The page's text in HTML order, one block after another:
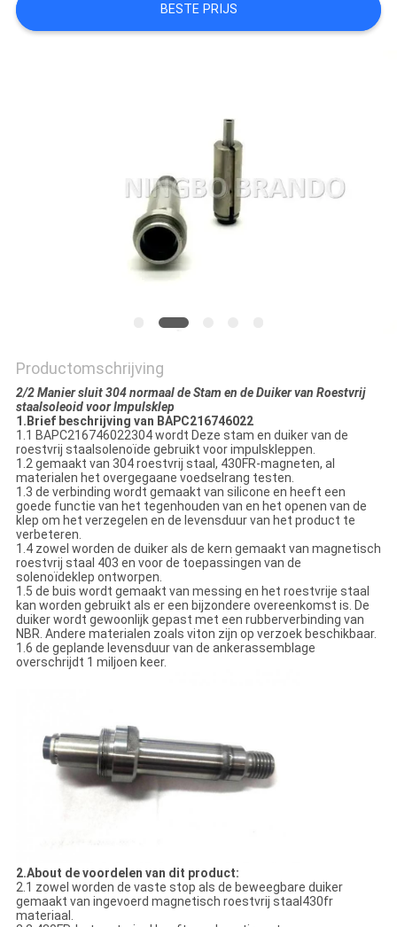
COMPANY
PRIVACYBELEID
BESTE PRIJS
Productomschrijving
2/2 Manier sluit 304 normaal de Stam en de Duiker van Roestvrij
staalsoleoid voor Impulsklep
1.Brief beschrijving van BAPC216746022
1.1 BAPC216746022304 wordt Deze stam en duiker van de
roestvrij staalsolenoïde gebruikt voor impulskleppen.
1.2 gemaakt van 304 roestvrij staal, 430FR-magneten, al
materialen het overgegaane voedselrang testen.
1.3 de verbinding wordt gemaakt van silicone en heeft een
goede functie van het tegenhouden van en het openen van de
klep om het verzegelen en de levensduur van het product te
verbeteren.
1.4 zowel worden de duiker als de kern gemaakt van magnetisch
roestvrij staal 403 en voor de toepassingen van de
solenoïdeklep ontworpen.
1.5 de buis wordt gemaakt van messing en het roestvrije staal
kan worden gebruikt als er een bijzondere overeenkomst is. De
duiker wordt gewoonlijk gepast met een rubberverbinding van
NBR. Andere materialen zoals viton zijn op verzoek beschikbaar.
1.6 de geplande levensduur van de ankerassemblage
overschrijdt 1 miljoen keer.
2.About de voordelen van dit product:
2.1 zowel worden de vaste stop als de beweegbare duiker
gemaakt van ingevoerd magnetisch roestvrij staal430fr
materiaal.